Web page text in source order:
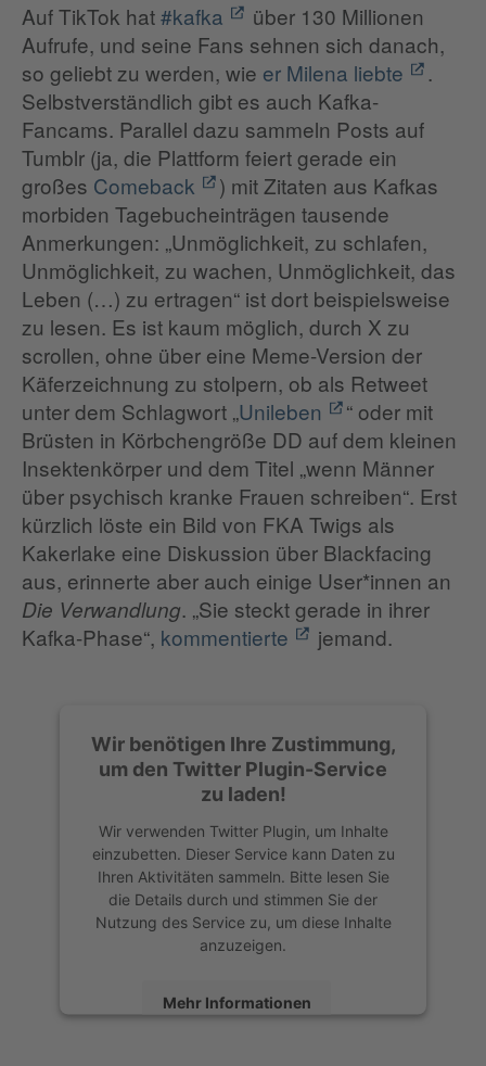
Auf TikTok hat#kafka
über 130 Millionen
Aufrufe, und seine Fans sehnen sich danach,
so geliebt zu werden, wie er Milena liebte
.
Selbstverständlich gibt es auch Kafka-
Fancams. Parallel dazu sammeln Posts auf
Tumblr (ja, die Plattform feiert gerade ein
großes Comeback
) mit Zitaten aus Kafkas
morbiden Tagebucheinträgen tausende
Anmerkungen: „Unmöglichkeit, zu schlafen,
Unmöglichkeit, zu wachen, Unmöglichkeit, das
Leben (…) zu ertragen“ ist dort beispielsweise
zu lesen. Es ist kaum möglich, durch X zu
scrollen, ohne über eine Meme-Version der
Käferzeichnung zu stolpern, ob als Retweet
unter dem Schlagwort „Unileben
“ oder mit
Brüsten in Körbchengröße DD auf dem kleinen
Insektenkörper und dem Titel „wenn Männer
über psychisch kranke Frauen schreiben“. Erst
kürzlich löste ein Bild von FKA Twigs als
Kakerlake eine Diskussion über Blackfacing
aus, erinnerte aber auch einige User*innen an
Die Verwandlung. „Sie steckt gerade in ihrer
Kafka-Phase“, kommentierte jemand.
Wir benötigen Ihre Zustimmung,
um den Twitter Plugin-Service
zu laden!
Wir verwenden Twitter Plugin, um Inhalte
einzubetten. Dieser Service kann Daten zu
Ihren Aktivitäten sammeln. Bitte lesen Sie
die Details durch und stimmen Sie der
Nutzung des Service zu, um diese Inhalte
anzuzeigen.
Mehr Informationen